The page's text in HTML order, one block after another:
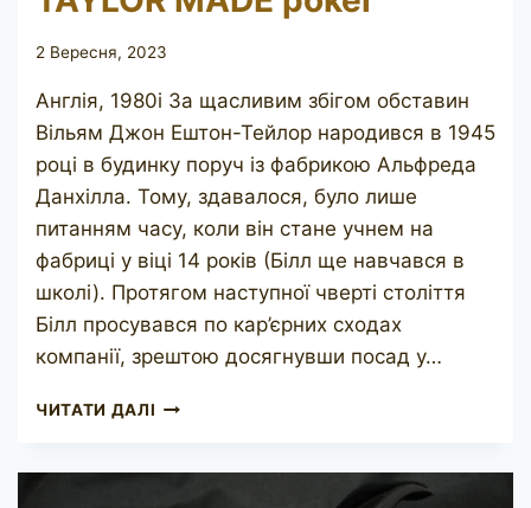
2 Вересня, 2023
Англія, 1980і За щасливим збігом обставин
Вільям Джон Ештон-Тейлор народився в 1945
році в будинку поруч із фабрикою Альфреда
Данхілла. Тому, здавалося, було лише
питанням часу, коли він стане учнем на
фабриці у віці 14 років (Білл ще навчався в
школі). Протягом наступної чверті століття
Білл просувався по кар’єрних сходах
компанії, зрештою досягнувши посад у…
ЧИТАТИ ДАЛІ TAYLOR